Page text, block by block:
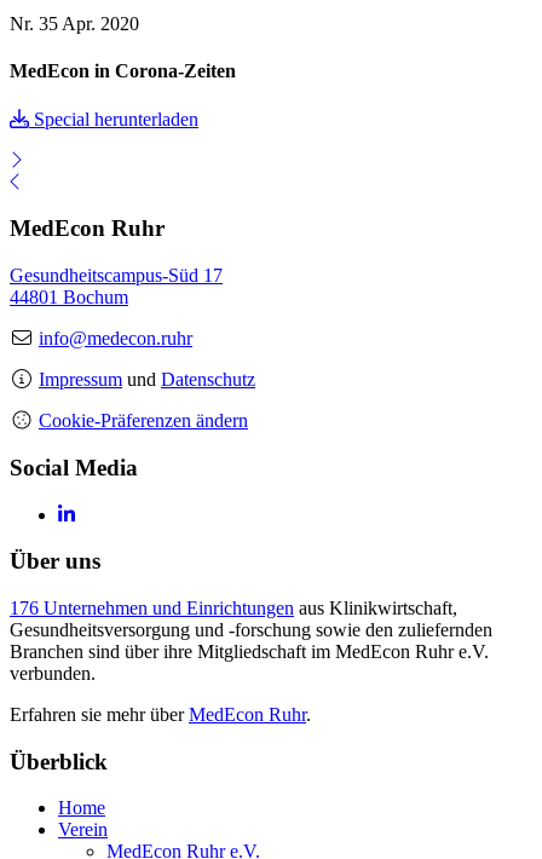
Nr. 35 Apr. 2020
MedEcon in Corona-Zeiten
Special herunterladen
MedEcon Ruhr
Gesundheitscampus-Süd 17
44801 Bochum
info@medecon.ruhr
Impressum und Datenschutz
Cookie-Präferenzen ändern
Social Media
Über uns
176 Unternehmen und Einrichtungen aus Klinikwirtschaft,
Gesundheitsversorgung und -forschung sowie den zuliefernden
Branchen sind über ihre Mitgliedschaft im MedEcon Ruhr e.V.
verbunden.
Erfahren sie mehr überMedEcon Ruhr.
Überblick
Home
Verein
MedEcon Ruhr e.V.